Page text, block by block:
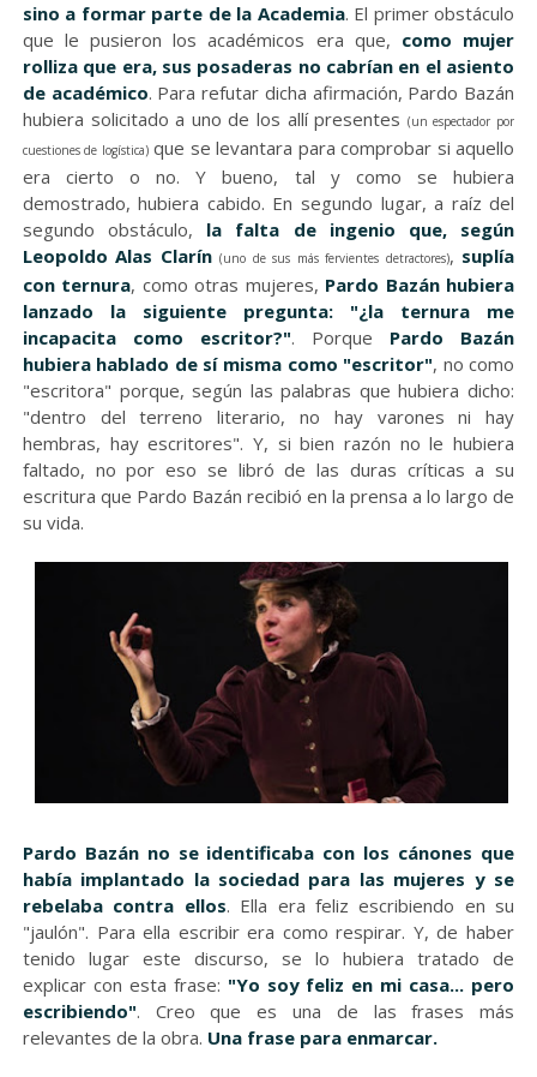
sino a formar parte de la Academia. El primer obstáculo
que le pusieron los académicos era que, como mujer
rolliza que era, sus posaderas no cabrían en el asiento
de académico. Para refutar dicha afirmación, Pardo Bazán
hubiera solicitado a uno de los allí presentes (un espectador por
cuestiones de logística)que se levantara para comprobar si aquello
era cierto o no. Y bueno, tal y como se hubiera
demostrado, hubiera cabido. En segundo lugar, a raíz del
segundo obstáculo, la falta de ingenio que, según
Leopoldo Alas Clarín (uno de sus más fervientes detractores), suplía
con ternura, como otras mujeres, Pardo Bazán hubiera
lanzado la siguiente pregunta: "¿la ternura me
incapacita como escritor?". Porque Pardo Bazán
hubiera hablado de sí misma como "escritor", no como
"escritora" porque, según las palabras que hubiera dicho:
"dentro del terreno literario, no hay varones ni hay
hembras, hay escritores". Y, si bien razón no le hubiera
faltado, no por eso se libró de las duras críticas a su
escritura que Pardo Bazán recibió en la prensa a lo largo de
su vida.
Pardo Bazán no se identificaba con los cánones que
había implantado la sociedad para las mujeres y se
rebelaba contra ellos. Ella era feliz escribiendo en su
"jaulón". Para ella escribir era como respirar. Y, de haber
tenido lugar este discurso, se lo hubiera tratado de
explicar con esta frase: "Yo soy feliz en mi casa... pero
escribiendo". Creo que es una de las frases más
relevantes de la obra. Una frase para enmarcar.